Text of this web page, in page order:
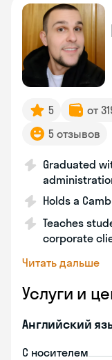
5 от
5 отзывов
Graduated
Holds a
Teaches
corporate
Читать дальше
Услуги и
Английский
С носителем